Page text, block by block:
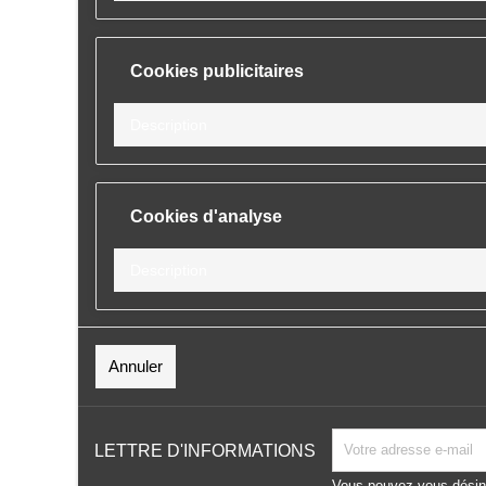
Cookies publicitaires
Cookies d'analyse
Cookies de performance
Annuler
LETTRE D'INFORMATIONS